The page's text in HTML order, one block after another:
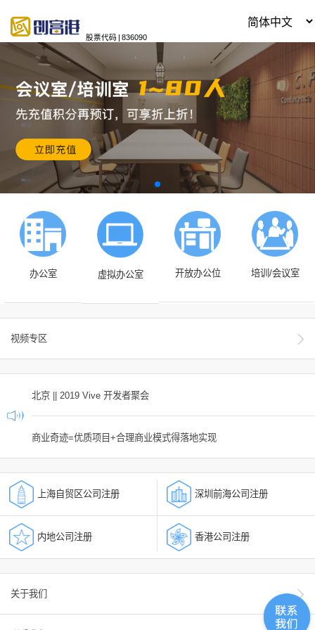
股票代码 | 836090
办公室 虚拟办公室 开放办公位 培训/会议室
视频专区
北京 || 2019 Vive 开发者聚会
商业奇迹=优质项目+合理商业模式得落地实现
上海自贸区公司注册 深圳前海公司注册
内地公司注册 香港公司注册
关于我们